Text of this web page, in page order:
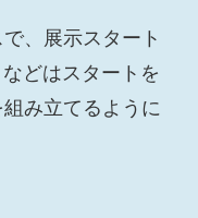
、展示スタート
どはスタートを
み立てるように